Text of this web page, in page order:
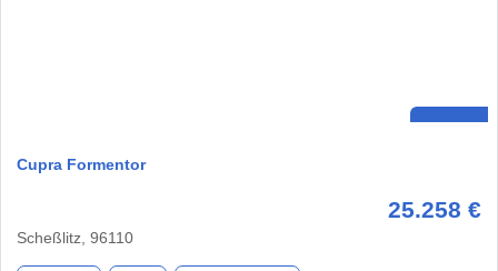
Cupra Formentor
25.258 €
Scheßlitz, 96110